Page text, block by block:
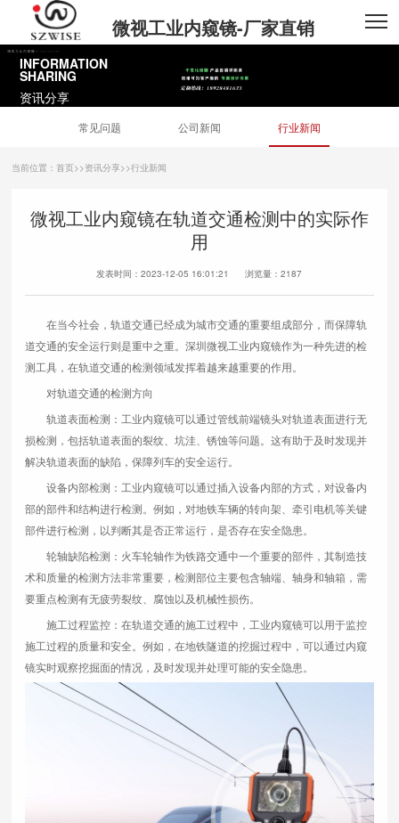
微视工业内窥镜-厂家直销
INFORMATION
SHARING
资讯分享
常见问题 公司新闻 行业新闻
当前位置：首页>>资讯分享>>行业新闻
微视工业内窥镜在轨道交通检测中的实际作
用
发表时间：2023-12-05 16:01:21 浏览量：2187
在当今社会，轨道交通已经成为城市交通的重要组成部分，而保障轨
道交通的安全运行则是重中之重。深圳微视工业内窥镜作为一种先进的检
测工具，在轨道交通的检测领域发挥着越来越重要的作用。
对轨道交通的检测方向
轨道表面检测：工业内窥镜可以通过管线前端镜头对轨道表面进行无
损检测，包括轨道表面的裂纹、坑洼、锈蚀等问题。这有助于及时发现并
解决轨道表面的缺陷，保障列车的安全运行。
设备内部检测：工业内窥镜可以通过插入设备内部的方式，对设备内
部的部件和结构进行检测。例如，对地铁车辆的转向架、牵引电机等关键
部件进行检测，以判断其是否正常运行，是否存在安全隐患。
轮轴缺陷检测：火车轮轴作为铁路交通中一个重要的部件，其制造技
术和质量的检测方法非常重要，检测部位主要包含轴端、轴身和轴箱，需
要重点检测有无疲劳裂纹、腐蚀以及机械性损伤。
施工过程监控：在轨道交通的施工过程中，工业内窥镜可以用于监控
施工过程的质量和安全。例如，在地铁隧道的挖掘过程中，可以通过内窥
镜实时观察挖掘面的情况，及时发现并处理可能的安全隐患。